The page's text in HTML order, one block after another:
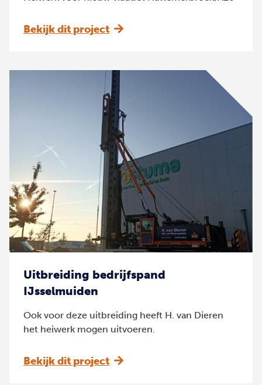
Bekijk dit project
Uitbreiding bedrijfspand
IJsselmuiden
Ook voor deze uitbreiding heeft H. van Dieren
het heiwerk mogen uitvoeren.
Bekijk dit project